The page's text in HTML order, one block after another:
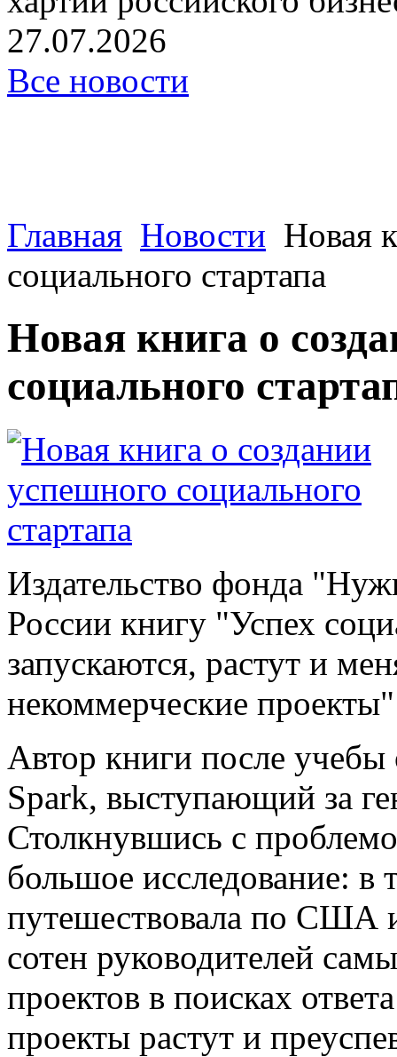
27.07.2026
Все новости
Главная Новости Новая
социального стартапа
Новая книга о
социального
Издательство фонда
России книгу "Успех
запускаются, растут и
некоммерческие
Автор книги после учебы
Spark, выступающий за
Столкнувшись с
большое исследование: в
путешествовала по США
сотен руководителей
проектов в поисках
проекты растут и